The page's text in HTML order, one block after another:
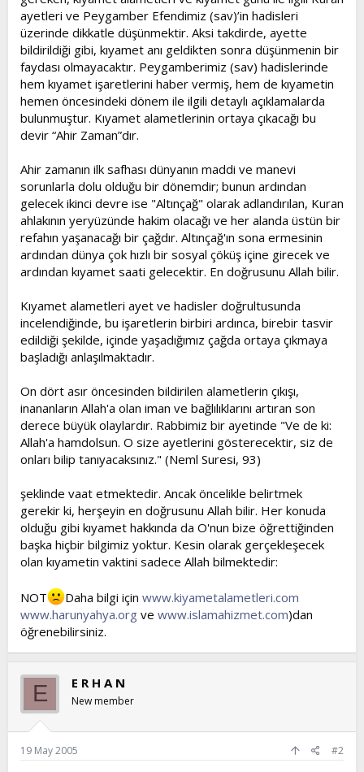
ayetleri ve Peygamber Efendimiz (sav)’in hadisleri
üzerinde dikkatle düşünmektir. Aksi takdirde, ayette
bildirildiği gibi, kıyamet anı geldikten sonra düşünmenin bir
faydası olmayacaktır. Peygamberimiz (sav) hadislerinde
hem kıyamet işaretlerini haber vermiş, hem de kıyametin
hemen öncesindeki dönem ile ilgili detaylı açıklamalarda
bulunmuştur. Kıyamet alametlerinin ortaya çıkacağı bu
devir “Ahir Zaman”dır.
Ahir zamanın ilk safhası dünyanın maddi ve manevi
sorunlarla dolu olduğu bir dönemdir; bunun ardından
gelecek ikinci devre ise "Altınçağ" olarak adlandırılan, Kuran
ahlakının yeryüzünde hakim olacağı ve her alanda üstün bir
refahın yaşanacağı bir çağdır. Altınçağ'ın sona ermesinin
ardından dünya çok hızlı bir sosyal çöküş içine girecek ve
ardından kıyamet saati gelecektir. En doğrusunu Allah bilir.
Kıyamet alametleri ayet ve hadisler doğrultusunda
incelendiğinde, bu işaretlerin birbiri ardınca, birebir tasvir
edildiği şekilde, içinde yaşadığımız çağda ortaya çıkmaya
başladığı anlaşılmaktadır.
On dört asır öncesinden bildirilen alametlerin çıkışı,
inananların Allah'a olan iman ve bağlılıklarını artıran son
derece büyük olaylardır. Rabbimiz bir ayetinde "Ve de ki:
Allah'a hamdolsun. O size ayetlerini gösterecektir, siz de
onları bilip tanıyacaksınız." (Neml Suresi, 93)
şeklinde vaat etmektedir. Ancak öncelikle belirtmek
gerekir ki, herşeyin en doğrusunu Allah bilir. Her konuda
olduğu gibi kıyamet hakkında da O'nun bize öğrettiğinden
başka hiçbir bilgimiz yoktur. Kesin olarak gerçekleşecek
olan kıyametin vaktini sadece Allah bilmektedir:
NOT Daha bilgi için www.kiyametalametleri.com
www.harunyahya.org ve www.islamahizmet.com)dan
öğrenebilirsiniz.
E E R H A N
New member
19 May 2005 #2